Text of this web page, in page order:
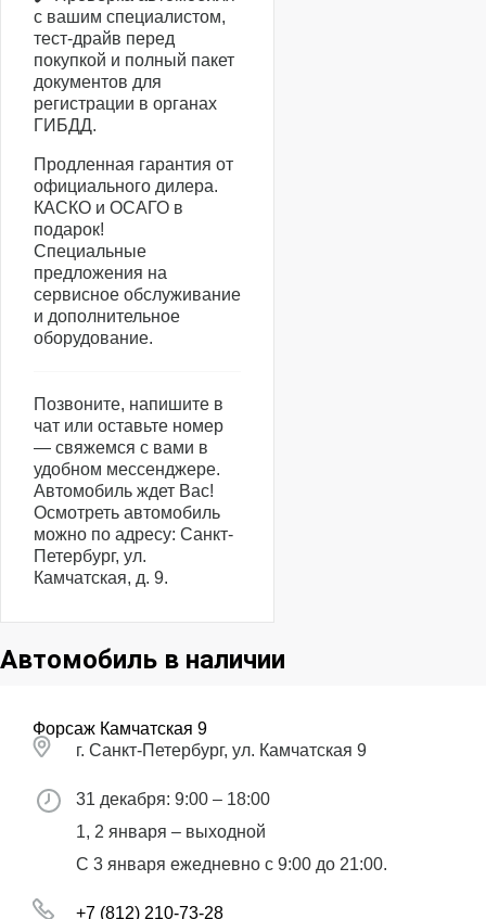
с вашим специалистом,
тест-драйв перед
покупкой и полный пакет
документов для
регистрации в органах
ГИБДД.
Продленная гарантия от
официального дилера.
КАСКО и ОСАГО в
подарок!
Специальные
предложения на
сервисное обслуживание
и дополнительное
оборудование.
Позвоните, напишите в
чат или оставьте номер
— свяжемся с вами в
удобном мессенджере.
Автомобиль ждет Вас!
Осмотреть автомобиль
можно по адресу: Санкт-
Петербург, ул.
Камчатская, д. 9.
Автомобиль в наличии
Форсаж Камчатская 9
г. Санкт-Петербург, ул. Камчатская 9
31 декабря: 9:00 – 18:00
1, 2 января – выходной
С 3 января ежедневно с 9:00 до 21:00.
+7 (812) 210-73-28